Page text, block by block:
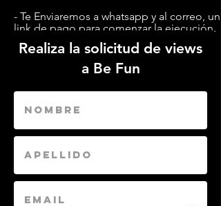
- Te Enviaremos a whatsapp y al correo, un
link de pago para comenzar la ejecución.
Realiza la solicitud de views
a Be Fun